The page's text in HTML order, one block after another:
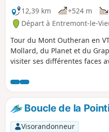
12,39 km
+524 m
Départ à Entremont-le-
Tour du Mont Outheran en
Mollard, du Planet et du
visiter ses différentes faces
Boucle de la
Visorandonneur